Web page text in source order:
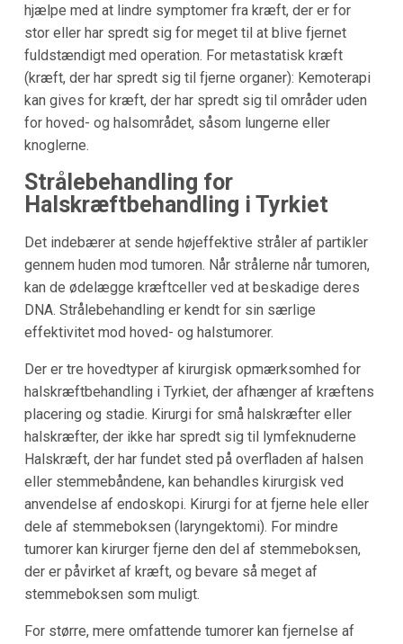
hjælpe med at lindre symptomer fra kræft, der er for
stor eller har spredt sig for meget til at blive fjernet
fuldstændigt med operation. For metastatisk kræft
(kræft, der har spredt sig til fjerne organer): Kemoterapi
kan gives for kræft, der har spredt sig til områder uden
for hoved- og halsområdet, såsom lungerne eller
knoglerne.
Strålebehandling for
Halskræftbehandling i Tyrkiet
Det indebærer at sende højeffektive stråler af partikler
gennem huden mod tumoren. Når strålerne når tumoren,
kan de ødelægge kræftceller ved at beskadige deres
DNA. Strålebehandling er kendt for sin særlige
effektivitet mod hoved- og halstumorer.
Der er tre hovedtyper af kirurgisk opmærksomhed for
halskræftbehandling i Tyrkiet, der afhænger af kræftens
placering og stadie. Kirurgi for små halskræfter eller
halskræfter, der ikke har spredt sig til lymfeknuderne
Halskræft, der har fundet sted på overfladen af halsen
eller stemmebåndene, kan behandles kirurgisk ved
anvendelse af endoskopi. Kirurgi for at fjerne hele eller
dele af stemmeboksen (laryngektomi). For mindre
tumorer kan kirurger fjerne den del af stemmeboksen,
der er påvirket af kræft, og bevare så meget af
stemmeboksen som muligt.
For større, mere omfattende tumorer kan fjernelse af